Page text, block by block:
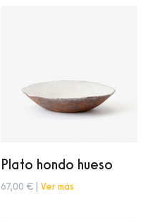
Plato hondo hueso
67,00 € | Ver más